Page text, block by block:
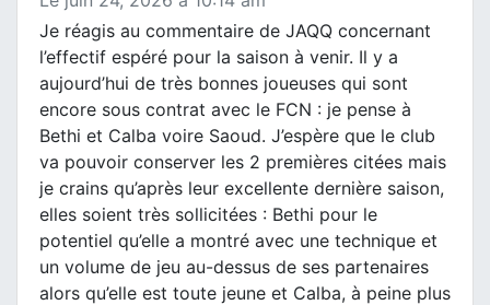
Je réagis au commentaire de JAQQ concernant
l’effectif espéré pour la saison à venir. Il y a
aujourd’hui de très bonnes joueuses qui sont
encore sous contrat avec le FCN : je pense à
Bethi et Calba voire Saoud. J’espère que le club
va pouvoir conserver les 2 premières citées mais
je crains qu’après leur excellente dernière saison,
elles soient très sollicitées : Bethi pour le
potentiel qu’elle a montré avec une technique et
un volume de jeu au-dessus de ses partenaires
alors qu’elle est toute jeune et Calba, à peine plus